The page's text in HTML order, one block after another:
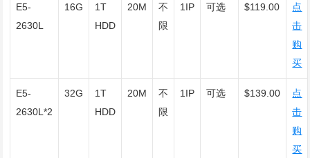
E5-
2630L
16G
1T
HDD
20M
不
限
1IP 可选 $119.00
点
击
购
买
E5-
2630L*2
32G
1T
HDD
20M
不
限
1IP 可选 $139.00
点
击
购
买